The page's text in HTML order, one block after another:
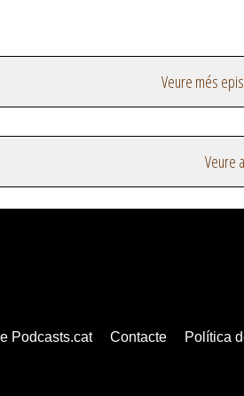
Veure més
Veure
Podcasts.cat Contacte Política